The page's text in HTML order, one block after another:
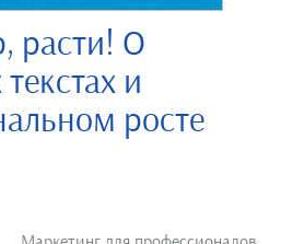
расти! О
и
росте